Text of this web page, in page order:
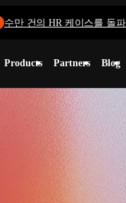
수만 건의 HR 케이스를 돌
Products Partners Blog